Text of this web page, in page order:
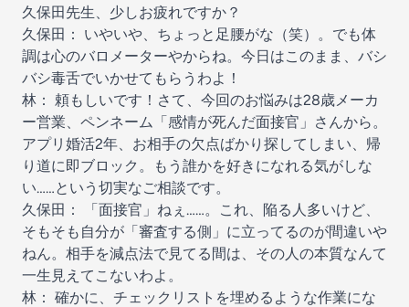
久保田先生、少しお疲れですか？
久保田： いやいや、ちょっと足腰がな（笑）。でも体
調は心のバロメーターやからね。今日はこのまま、バシ
バシ毒舌でいかせてもらうわよ！
林： 頼もしいです！さて、今回のお悩みは28歳メーカ
ー営業、ペンネーム「感情が死んだ面接官」さんから。
アプリ婚活2年、お相手の欠点ばかり探してしまい、帰
り道に即ブロック。もう誰かを好きになれる気がしな
い……という切実なご相談です。
久保田： 「面接官」ねぇ……。これ、陥る人多いけど、
そもそも自分が「審査する側」に立ってるのが間違いや
ねん。相手を減点法で見てる間は、その人の本質なんて
一生見えてこないわよ。
林： 確かに、チェックリストを埋めるような作業にな